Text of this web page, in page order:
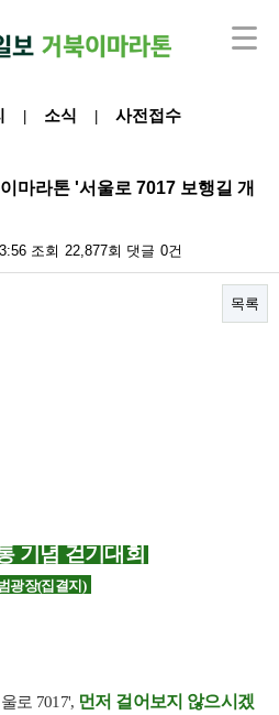
소식 사전접수
마라톤 '서울로 7017 보행길 개
조회 22,877회 댓글 0건
목록
기념 걷기대회
광장(집결지)
로 7017', 먼저 걸어보지 않으시겠